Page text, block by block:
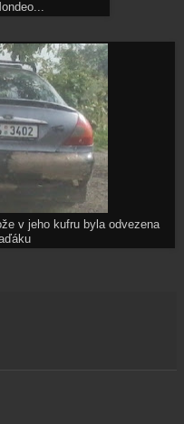
v jeho kufru byla odvezena